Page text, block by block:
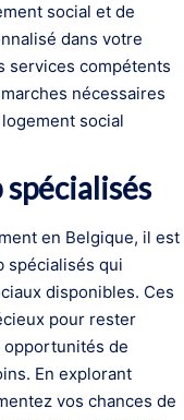
social et de
dans votre
services compétents
nécessaires
social
en Belgique, il est
spécialisés qui
disponibles. Ces
pour rester
opportunités de
En explorant
vos chances de